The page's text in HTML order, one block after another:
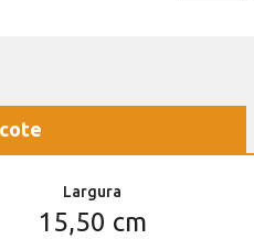
Largura
15,50 cm